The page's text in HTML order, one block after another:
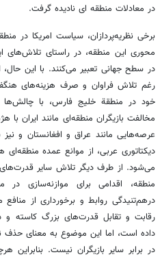
در معادلات منطقه ای نادیده گرفت.
برخی نظریه‌پردازان، سیاست امریکا در
محوری این منطقه، در راستای
در سطح جهانی تعبیر می‌کنند. با این
رغم تلاش‌ فراوان و صرف هزینه‌های
خود در منطقة خلیج فارس، با
مخالفت بازیگران منطقه‌ای مانند ایران با
عرصه‌هایی مانند عراق و افغانستان و
دیکتاتوری عربی، از موانع عمده
می‌شود. از طرف دیگر تلاش سایر
منطقه، اقدامی برای موازنه‌سازی
درهم‌تنیدگی روابط و برخورداری از
رقابت و تقابل قدرت‌های بزرگ کاسته و
داده است، اما این موضوع به معنای حذف
در برابر سایر بازیگران نیست. بنابراین